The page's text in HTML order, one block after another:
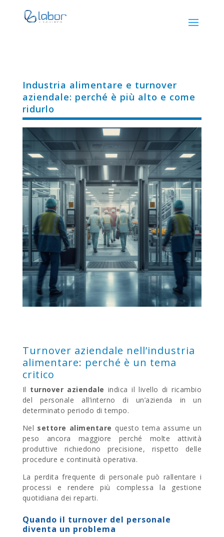
Industria alimentare e turnover
aziendale: perché è più alto e come
ridurlo
Turnover aziendale nell’industria
alimentare: perché è un tema
critico
Il turnover aziendale indica il livello di ricambio
del personale all’interno di un’azienda in un
determinato periodo di tempo.
Nel settore alimentare questo tema assume un
peso ancora maggiore perché molte attività
produttive richiedono precisione, rispetto delle
procedure e continuità operativa.
La perdita frequente di personale può rallentare i
processi e rendere più complessa la gestione
quotidiana dei reparti.
Quando il turnover del personale
diventa un problema